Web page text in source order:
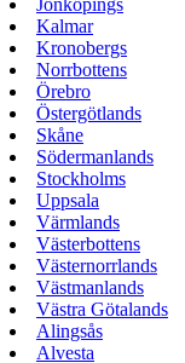
Jönköpings
Kalmar
Kronobergs
Norrbottens
Örebro
Östergötlands
Skåne
Södermanlands
Stockholms
Uppsala
Värmlands
Västerbottens
Västernorrlands
Västmanlands
Västra Götalands
Alingsås
Alvesta